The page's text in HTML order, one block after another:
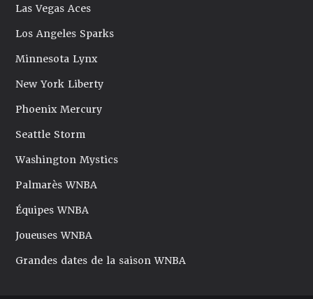
Las Vegas Aces
Los Angeles Sparks
Minnesota Lynx
New York Liberty
Phoenix Mercury
Seattle Storm
Washington Mystics
Palmarès WNBA
Équipes WNBA
Joueuses WNBA
Grandes dates de la saison WNBA